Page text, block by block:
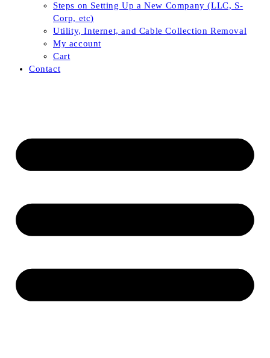
Steps on Setting Up a New Company (LLC, S-
Corp, etc)
Utility, Internet, and Cable Collection Removal
My account
Cart
Contact